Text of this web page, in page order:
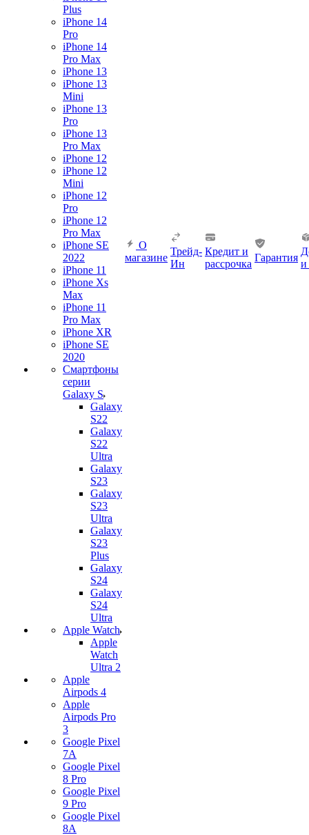
Plus
iPhone 14
Pro
iPhone 14
Pro Max
iPhone 13
iPhone 13
Mini
iPhone 13
Pro
iPhone 13
Pro Max
iPhone 12
iPhone 12
Mini
iPhone 12
Pro
iPhone 12
Pro Max
iPhone SE
2022
iPhone 11
iPhone Xs
Max
iPhone 11
Pro Max
iPhone XR
iPhone SE
2020
Смартфоны
серии
Galaxy S
Galaxy
S22
Galaxy
S22
Ultra
Galaxy
S23
Galaxy
S23
Ultra
Galaxy
S23
Plus
Galaxy
S24
Galaxy
S24
Ultra
Apple Watch
Apple
Watch
Ultra 2
Apple
Airpods 4
Apple
Airpods Pro
3
Google Pixel
7А
Google Pixel
8 Pro
Google Pixel
9 Pro
Google Pixel
8A
О
магазине
Трейд-
Ин
Кредит и
рассрочка
Гарантия
и